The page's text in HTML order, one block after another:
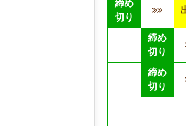
締め
切り
締め
切り
締め
切り